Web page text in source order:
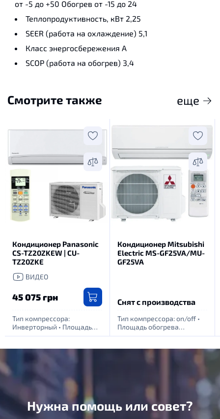
от -5 до +50 Обогрев от -15 до 24
Теплопродуктивность, кВт 2,25
SEER (работа на охлаждение) 5,1
Класс энергосбережения А
SCOP (работа на обогрев) 3,4
Смотрите также еще
Кондиционер Panasonic
CS-TZ20ZKEW | CU-
TZ20ZKE
ВИДЕО
45 075 грн
Тип компрессора:
Инверторный • Площадь
обогрева помещения, м.
Кондиционер Mitsubishi
Electric MS-GF25VA/MU-
GF25VA
Снят с производства
Тип компрессора: оn/off •
Площадь обогрева
помещения, м. кв: 25•
Нужна помощь или совет?